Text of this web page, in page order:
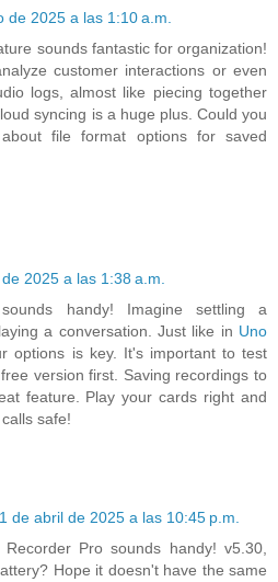
de 2025 a las 1:10 a.m.
sounds fantastic for organization!
customer interactions or even
logs, almost like piecing together
syncing is a huge plus. Could you
file format options for saved
2025 a las 1:38 a.m.
handy! Imagine settling a
a conversation. Just like in Uno
options is key. It's important to test
version first. Saving recordings to
feature. Play your cards right and
safe!
de abril de 2025 a las 10:45 p.m.
Pro sounds handy! v5.30,
Hope it doesn't have the same